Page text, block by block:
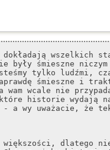
dokładają wszelkich
były śmieszne niczym
tylko ludźmi,
śmieszne i
wcale nie
historie wydają
- a wy uważacie, że
dlatego